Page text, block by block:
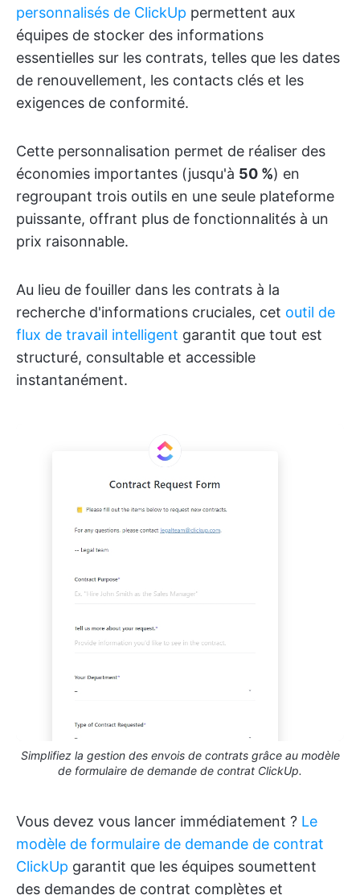
personnalisés de ClickUp permettent aux
équipes de stocker des informations
essentielles sur les contrats, telles que les dates
de renouvellement, les contacts clés et les
exigences de conformité.
Cette personnalisation permet de réaliser des
économies importantes (jusqu'à 50 %) en
regroupant trois outils en une seule plateforme
puissante, offrant plus de fonctionnalités à un
prix raisonnable.
Au lieu de fouiller dans les contrats à la
recherche d'informations cruciales, cet outil de
flux de travail intelligent garantit que tout est
structuré, consultable et accessible
instantanément.
Simplifiez la gestion des envois de contrats grâce au modèle
de formulaire de demande de contrat ClickUp.
Vous devez vous lancer immédiatement ? Le
modèle de formulaire de demande de contrat
ClickUp garantit que les équipes soumettent
des demandes de contrat complètes et